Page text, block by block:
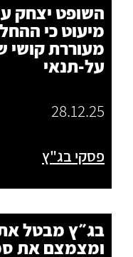
השופט יצחק
מיעוט כי
מעוררת קושי
על-תנאי
28.12.25
פסקי בג"ץ
בג״ץ מבטל
ומצמצם את